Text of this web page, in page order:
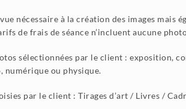
nécessaire à la création des images mais
de frais de séance n’incluent aucune
sélectionnées par le client : exposition,
numérique ou physique.
par le client : Tirages d’art / Livres /